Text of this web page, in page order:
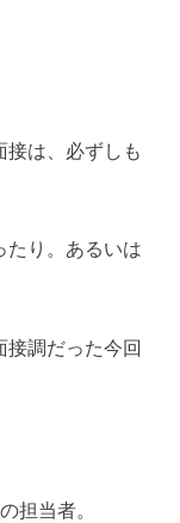
接は、必ずしも
たり。あるいは
接調だった今回
担当者。